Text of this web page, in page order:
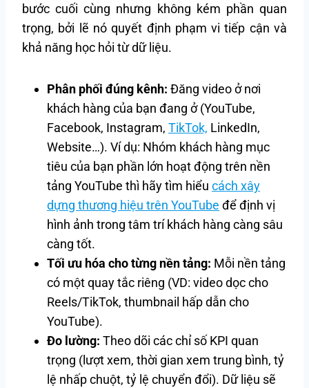
bước cuối cùng nhưng không kém phần quan
trọng, bởi lẽ nó quyết định phạm vi tiếp cận và
khả năng học hỏi từ dữ liệu.
Phân phối đúng kênh: Đăng video ở nơi
khách hàng của bạn đang ở (YouTube,
Facebook, Instagram, TikTok, LinkedIn,
Website…). Ví dụ: Nhóm khách hàng mục
tiêu của bạn phần lớn hoạt động trên nền
tảng YouTube thì hãy tìm hiểu cách xây
dựng thương hiệu trên YouTube để định vị
hình ảnh trong tâm trí khách hàng càng sâu
càng tốt.
Tối ưu hóa cho từng nền tảng: Mỗi nền tảng
có một quay tắc riêng (VD: video dọc cho
Reels/TikTok, thumbnail hấp dẫn cho
YouTube).
Đo lường: Theo dõi các chỉ số KPI quan
trọng (lượt xem, thời gian xem trung bình, tỷ
lệ nhấp chuột, tỷ lệ chuyển đổi). Dữ liệu sẽ